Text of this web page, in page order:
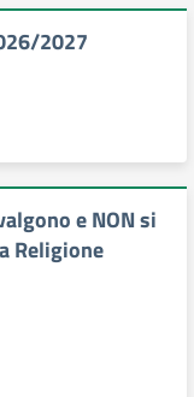
2027
e NON si
Religione